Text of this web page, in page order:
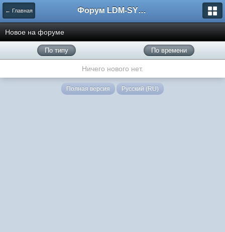
← Главная Форум LDM-SYSTEMS
Новое на форуме
По типу По времени
Ничего нового нет.
Полная версия Русский (RU)